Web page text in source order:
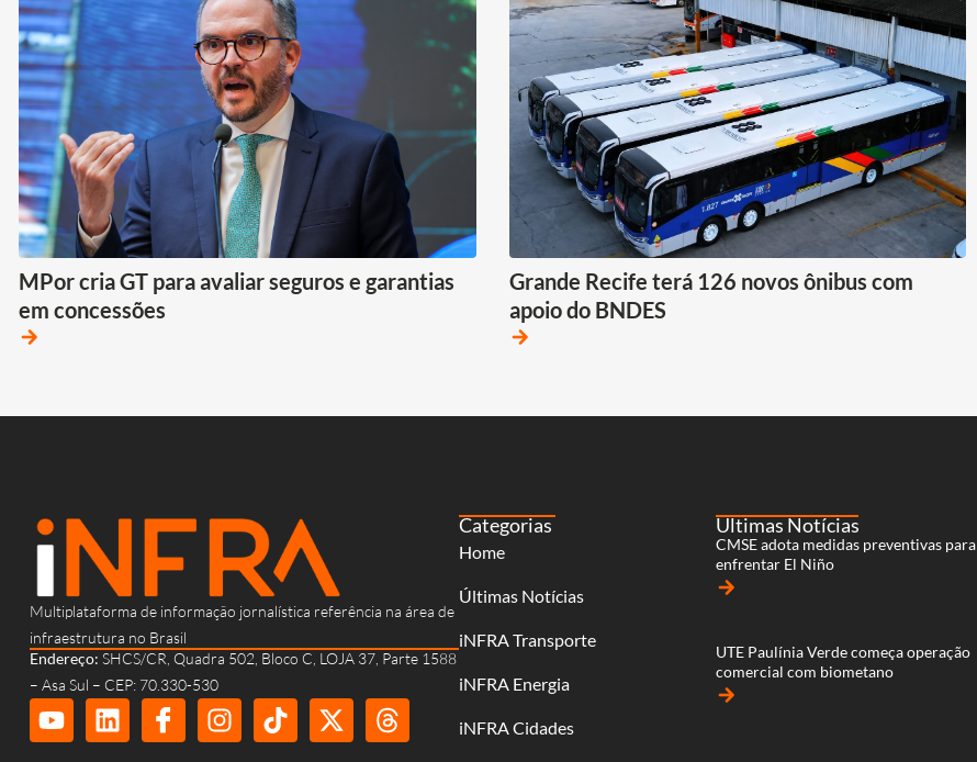
MPor cria GT para avaliar seguros e garantias
em concessões
arrow_forward
Grande Recife terá 126 novos ônibus com
apoio do BNDES
arrow_forward
Multiplataforma de informação jornalística referência na área de
infraestrutura no Brasil
Endereço: SHCS/CR, Quadra 502, Bloco C, LOJA 37, Parte 1588
– Asa Sul – CEP: 70.330-530
Categorias
Home
Últimas Notícias
iNFRA Transporte
iNFRA Energia
iNFRA Cidades
Últimas Notícias
CMSE adota medidas preventivas para
enfrentar El Niño
arrow_forward
UTE Paulínia Verde começa operação
comercial com biometano
arrow_forward